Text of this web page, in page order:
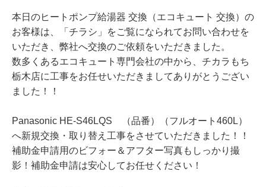
本日のヒートポンプ給湯器 交換（エコキュート 交換）の
お客様は、「チラシ」をご覧になられてお問い合わせを
いただき、弊社へ交換のご依頼をいただきました。
数多くあるエコキュート専門会社の中から、チカラもち
栃木店に工事をお任せいただきましてありがとうござい
ました！！
Panasonic HE-S46LQS （品番）（フルオート460L）
へ新規交換・取り替え工事をさせていただきました！！
補助金申請用のビフォー＆アフター写真もしっかり撮
影！補助金申請は安心してお任せください！